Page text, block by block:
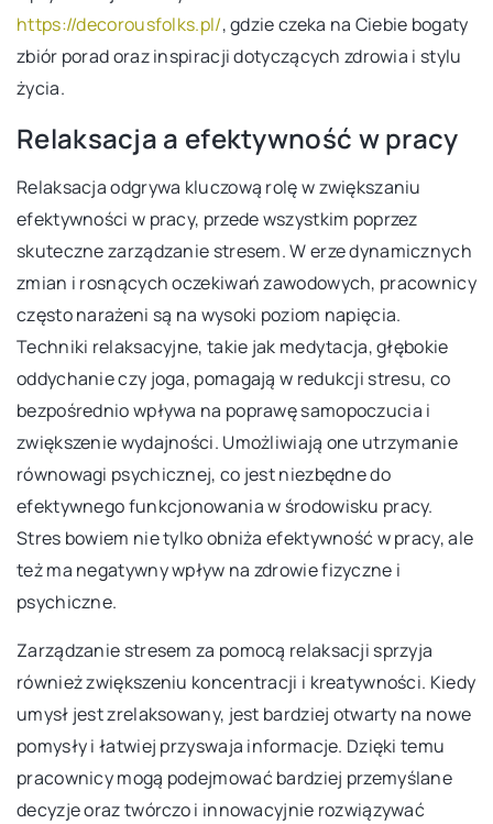
https://decorousfolks.pl/, gdzie czeka na Ciebie bogaty
zbiór porad oraz inspiracji dotyczących zdrowia i stylu
życia.
Relaksacja a efektywność w pracy
Relaksacja odgrywa kluczową rolę w zwiększaniu
efektywności w pracy, przede wszystkim poprzez
skuteczne zarządzanie stresem. W erze dynamicznych
zmian i rosnących oczekiwań zawodowych, pracownicy
często narażeni są na wysoki poziom napięcia.
Techniki relaksacyjne, takie jak medytacja, głębokie
oddychanie czy joga, pomagają w redukcji stresu, co
bezpośrednio wpływa na poprawę samopoczucia i
zwiększenie wydajności. Umożliwiają one utrzymanie
równowagi psychicznej, co jest niezbędne do
efektywnego funkcjonowania w środowisku pracy.
Stres bowiem nie tylko obniża efektywność w pracy, ale
też ma negatywny wpływ na zdrowie fizyczne i
psychiczne.
Zarządzanie stresem za pomocą relaksacji sprzyja
również zwiększeniu koncentracji i kreatywności. Kiedy
umysł jest zrelaksowany, jest bardziej otwarty na nowe
pomysły i łatwiej przyswaja informacje. Dzięki temu
pracownicy mogą podejmować bardziej przemyślane
decyzje oraz twórczo i innowacyjnie rozwiązywać